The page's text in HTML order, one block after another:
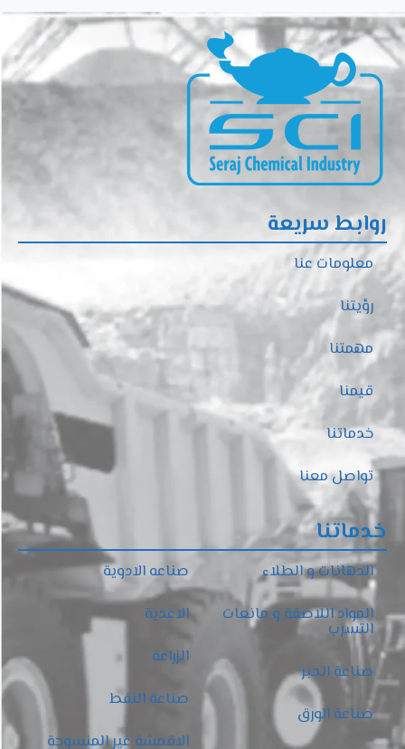
روابط سريعة
معلومات عنا
رؤيتنا
مهمتنا
قيمنا
خدماتنا
تواصل معنا
خدماتنا
الدهانات و الطلاء
المواد اللاصقة و مانعات
التسرب
صناعة الحبر
صناعة الورق
صناعه الادوية
الاغذية
الزراعة
صناعة النفط
الاقمشة غير المنسوجة